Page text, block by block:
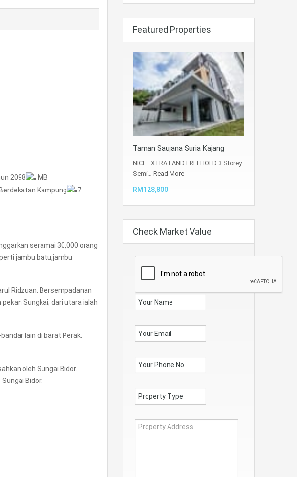
2098
MB
Berdekatan Kampung
7
seramai 30,000 orang
jambu batu,jambu
Ridzuan. Bersempadanan
Sungkai; dari utara ialah
lain di barat Perak.
oleh Sungai Bidor.
Bidor.
Featured Properties
Taman Saujana Suria Kajang
NICE EXTRA LAND FREEHOLD 3 Storey
Semi… Read More
RM128,800
Check Market Value